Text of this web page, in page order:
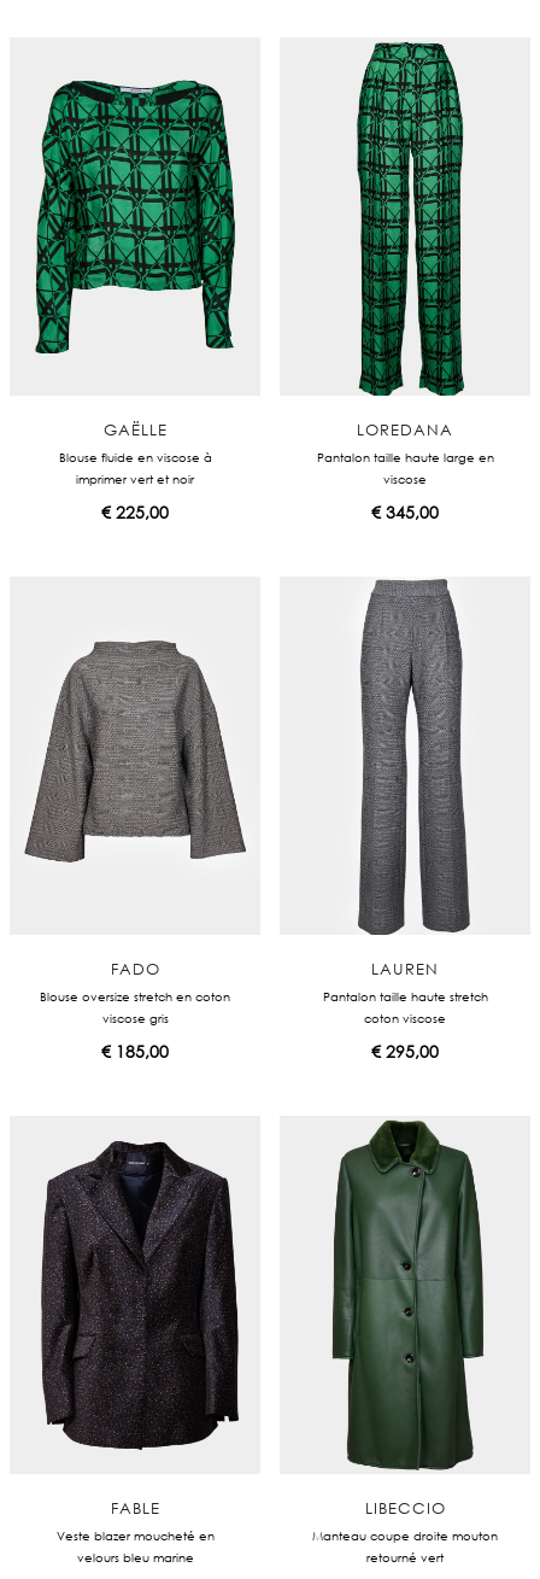
GAËLLE
Blouse fluide en viscose à
imprimer vert et noir
€225,00
LOREDANA
Pantalon taille haute large en
viscose
€345,00
FADO
Blouse oversize stretch en coton
viscose gris
€185,00
LAUREN
Pantalon taille haute stretch
coton viscose
€295,00
FABLE
Veste blazer moucheté en
velours bleu marine
LIBECCIO
Manteau coupe droite mouton
retourné vert